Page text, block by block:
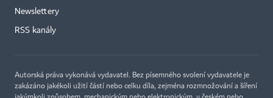
Newslettery
RSS kanály
Autorská práva vykonává vydavatel. Bez písemného svolení vydavatele je
zakázáno jakékoli užití částí nebo celku díla, zejména rozmnožování a šíření